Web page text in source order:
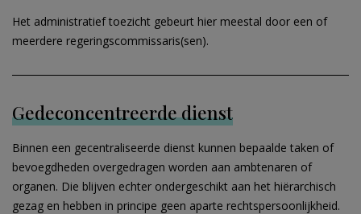
Het administratief toezicht gebeurt hier meestal door een of
meerdere regeringscommissaris(sen).
Gedeconcentreerde dienst
Binnen een gecentraliseerde dienst kunnen bepaalde taken of
bevoegdheden overgedragen worden aan ambtenaren of
organen. Die blijven echter ondergeschikt aan het hiërarchisch
gezag en hebben in principe geen aparte rechtspersoonlijkheid.